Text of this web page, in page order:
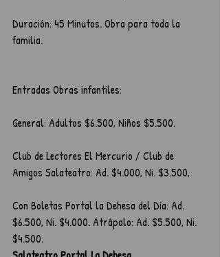
Duración: 45 Minutos. Obra para toda la
familia.
Entradas Obras infantiles:
General: Adultos $6.500, Niños $5.500.
Club de Lectores El Mercurio / Club de
Amigos Salateatro: Ad. $4.000, Ni. $3.500,
Con Boletas Portal la Dehesa del Día: Ad.
$6.500, Ni. $4.000. Atrápalo: Ad. $5.500, Ni.
$4.500.